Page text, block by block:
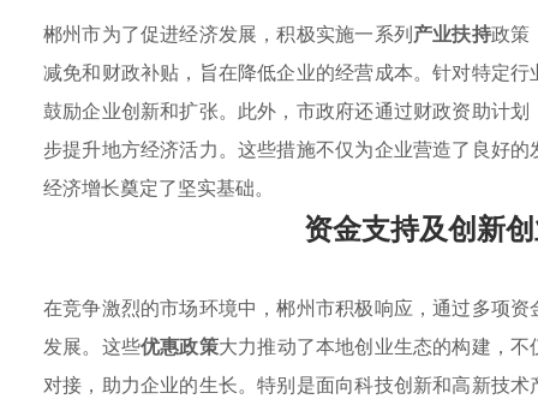
郴州市为了促进经济发展，积极实施一系列产业扶持政策
减免和财政补贴，旨在降低企业的经营成本。针对特定
鼓励企业创新和扩张。此外，市政府还通过财政资助计
步提升地方经济活力。这些措施不仅为企业营造了良好
经济增长奠定了坚实基础。
资金支持及创新
在竞争激烈的市场环境中，郴州市积极响应，通过多项资
发展。这些优惠政策大力推动了本地创业生态的构建，
对接，助力企业的生长。特别是面向科技创新和高新技